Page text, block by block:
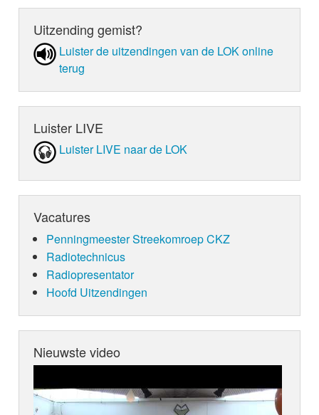
Uitzending gemist?
Luister de uit­zen­din­gen van de LOK online
terug
Luister LIVE
Luister LIVE naar de LOK
Vacatures
Penningmeester Streekomroep CKZ
Radiotechnicus
Radiopresentator
Hoofd Uitzendingen
Nieuwste video